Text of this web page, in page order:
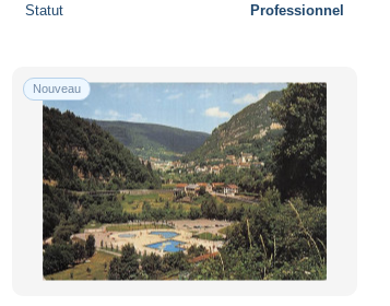
Statut Professionnel
Nouveau